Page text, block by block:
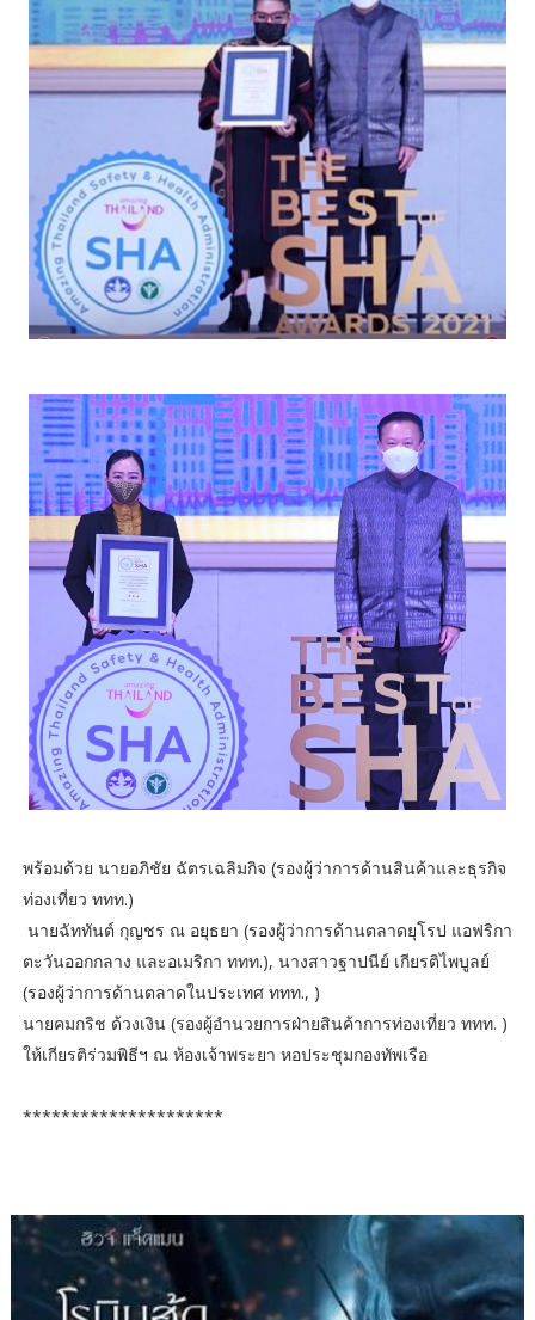
พร้อมด้วย นายอภิชัย ฉัตรเฉลิมกิจ (รองผู้ว่าการด้านสินค้าและธุรกิจ
ท่องเที่ยว ททท.)
นายฉัททันต์ กุญชร ณ อยุธยา (รองผู้ว่าการด้านตลาดยุโรป แอฟริกา
ตะวันออกกลาง และอเมริกา ททท.), นางสาวฐาปนีย์ เกียรติไพบูลย์
(รองผู้ว่าการด้านตลาดในประเทศ ททท., )
นายคมกริช ด้วงเงิน (รองผู้อำนวยการฝ่ายสินค้าการท่องเที่ยว ททท. )
ให้เกียรติร่วมพิธีฯ ณ ห้องเจ้าพระยา หอประชุมกองทัพเรือ
*********************